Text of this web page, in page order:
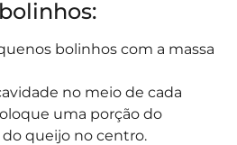
bolinhos com a massa
no meio de cada
uma porção do
queijo no centro.